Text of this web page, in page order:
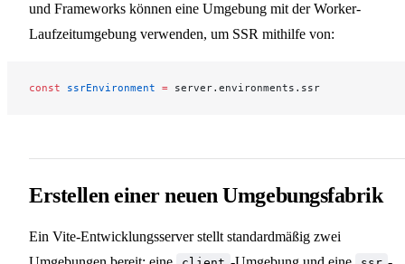
und Frameworks können eine Umgebung mit der Worker-
Laufzeitumgebung verwenden, um SSR mithilfe von:
const ssrEnvironment = server.environments.ssr
Erstellen einer neuen Umgebungsfabrik
Ein Vite-Entwicklungsserver stellt standardmäßig zwei